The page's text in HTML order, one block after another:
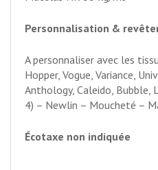
Personnalisation &
A personnaliser avec les
Hopper, Vogue, Variance,
Anthology, Caleido, Bubble,
4) – Newlin – Moucheté –
Écotaxe non indiquée